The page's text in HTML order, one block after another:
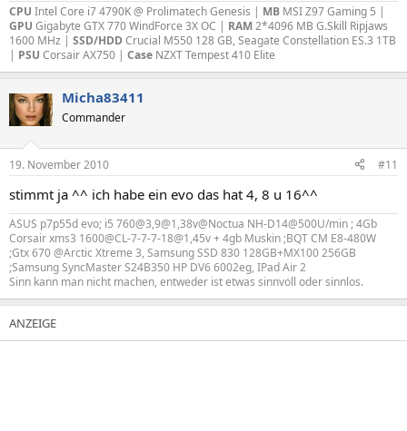
CPU Intel Core i7 4790K @ Prolimatech Genesis | MB MSI Z97 Gaming 5 |
GPU Gigabyte GTX 770 WindForce 3X OC | RAM2*4096 MB G.Skill Ripjaws
1600 MHz | SSD/HDD Crucial M550 128 GB, Seagate Constellation ES.3 1TB
| PSU Corsair AX750 | Case NZXT Tempest 410 Elite
Micha83411
Commander
19. November 2010 #11
stimmt ja ^^ ich habe ein evo das hat 4, 8 u 16^^
ASUS p7p55d evo; i5 760@3,9@1,38v@Noctua NH-D14@500U/min ; 4Gb
Corsair xms3 1600@CL-7-7-7-18@1,45v + 4gb Muskin ;BQT CM E8-480W
;Gtx 670 @Arctic Xtreme 3, Samsung SSD 830 128GB+MX100 256GB
;Samsung SyncMaster S24B350 HP DV6 6002eg, IPad Air 2
Sinn kann man nicht machen, entweder ist etwas sinnvoll oder sinnlos.